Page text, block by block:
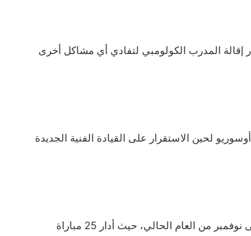
المدرب الكولومبي لتفادي أي مشاكل أخرى
لحين الاستقرار على القيادة الفنية الجديدة
يذكر أن أوسوريو تولي القيادة الفنية للزمالك لمدة 7 أشهر من أبريل وحتى نوفمبر من العام الحالي، حيث أدار 25 مباراة